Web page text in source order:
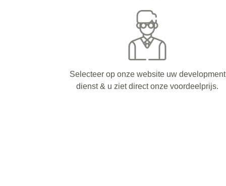
Selecteer op onze website uw development
dienst & u ziet direct onze voordeelprijs.